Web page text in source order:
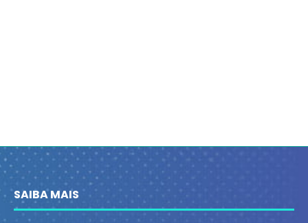
SAIBA MAIS